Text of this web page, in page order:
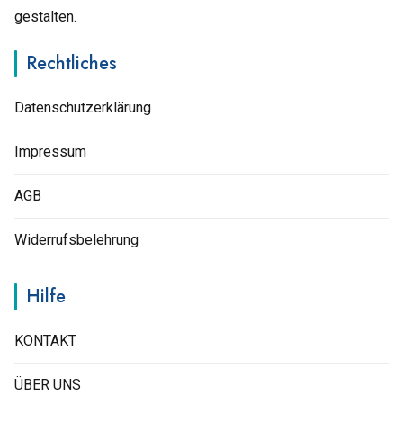
gestalten.
Rechtliches
Datenschutzerklärung
Impressum
AGB
Widerrufsbelehrung
Hilfe
KONTAKT
ÜBER UNS